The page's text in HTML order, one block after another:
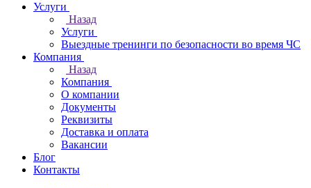
Услуги
Назад
Услуги
Выездные тренинги по безопасности во время ЧС
Компания
Назад
Компания
О компании
Документы
Реквизиты
Доставка и оплата
Вакансии
Блог
Контакты